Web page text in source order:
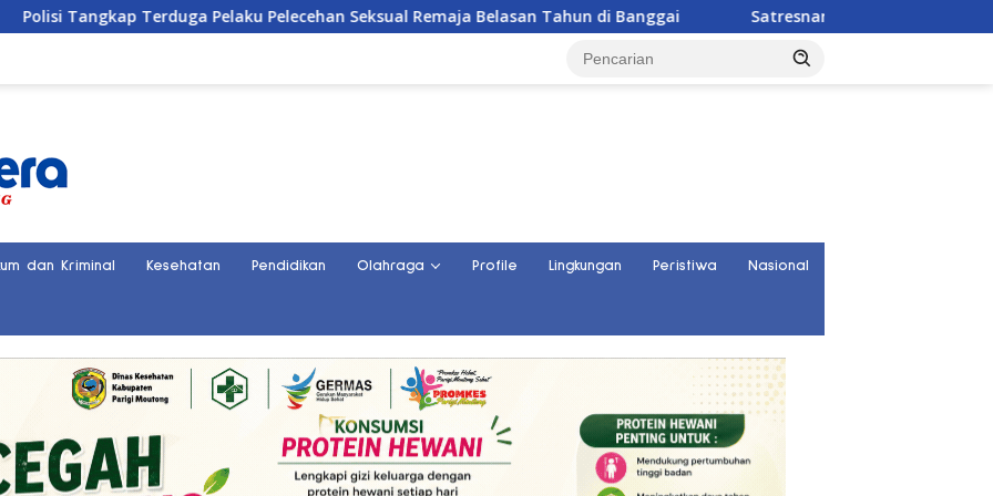
Pelaku Pelecehan Seksual Remaja Belasan Tahun di Banggai Satresnarkoba Polres Parigi Moutong Ungkap 30
dan Kriminal Kesehatan Pendidikan Olahraga Profile Lingkungan Peristiwa Nasional